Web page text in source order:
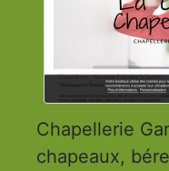
Chapellerie
chapeaux,